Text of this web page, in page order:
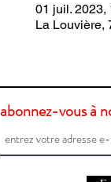
01 juil. 2023,
La Louvière,
abonnez-vous à